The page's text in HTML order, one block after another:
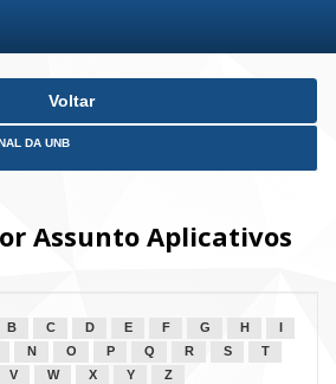
Voltar
DA UNB
Assunto Aplicativos
B C D E F G H
N O P Q R S
T
V W X Y Z